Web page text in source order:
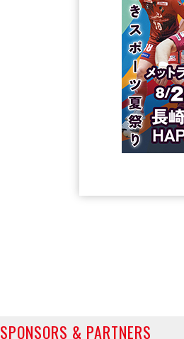
SPONSORS & PARTNERS